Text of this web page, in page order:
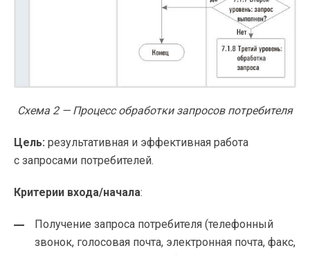
Схема 2 — Процесс обработки запросов потребителя
Цель: результативная и эффективная работа
с запросами потребителей.
Критерии входа/начала:
Получение запроса потребителя (телефонный
звонок, голосовая почта, электронная почта, факс,